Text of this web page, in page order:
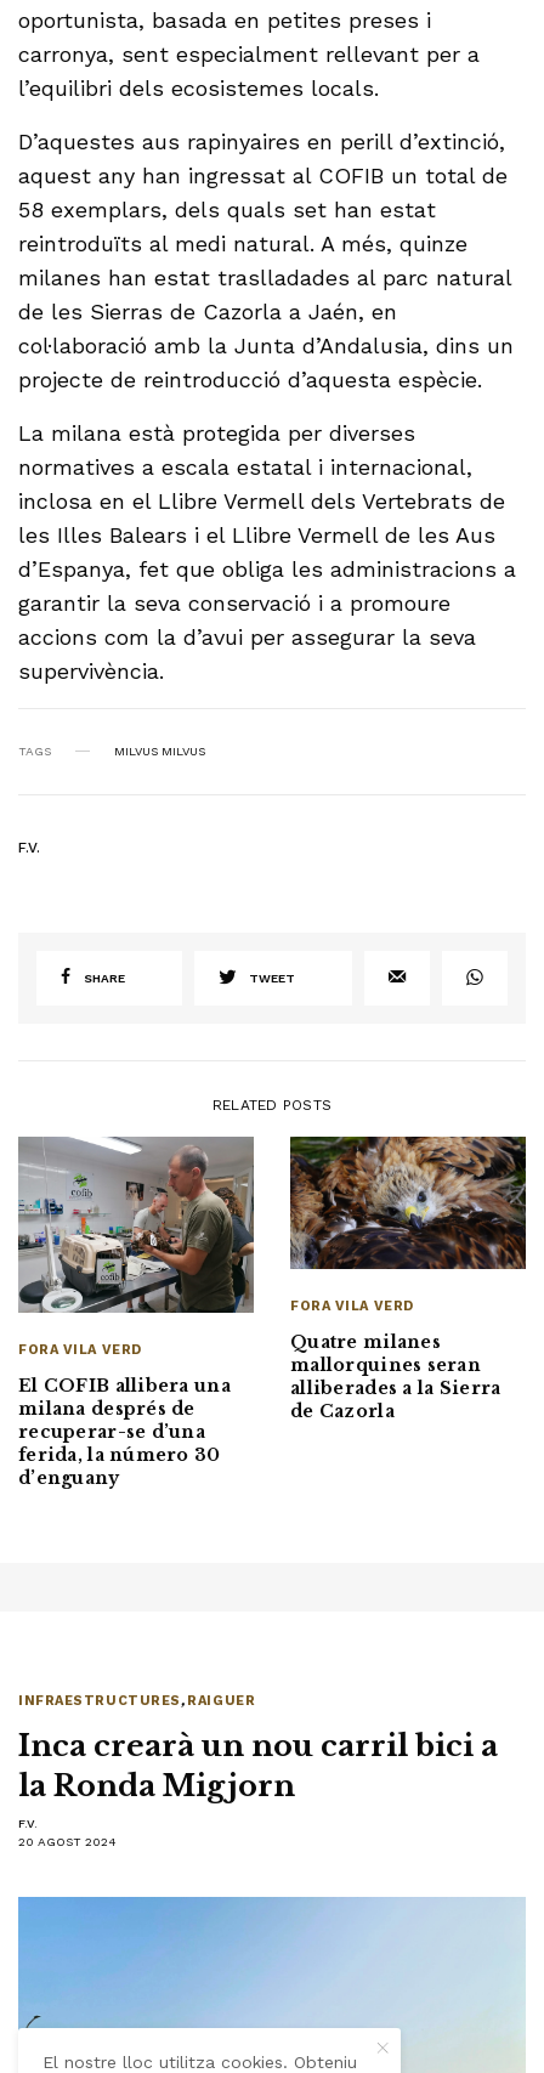
oportunista, basada en petites preses i
carronya, sent especialment rellevant per a
l’equilibri dels ecosistemes locals.
D’aquestes aus rapinyaires en perill d’extinció,
aquest any han ingressat al COFIB un total de
58 exemplars, dels quals set han estat
reintroduïts al medi natural. A més, quinze
milanes han estat traslladades al parc natural
de les Sierras de Cazorla a Jaén, en
col·laboració amb la Junta d’Andalusia, dins un
projecte de reintroducció d’aquesta espècie.
La milana està protegida per diverses
normatives a escala estatal i internacional,
inclosa en el Llibre Vermell dels Vertebrats de
les Illes Balears i el Llibre Vermell de les Aus
d’Espanya, fet que obliga les administracions a
garantir la seva conservació i a promoure
accions com la d’avui per assegurar la seva
supervivència.
TAGS MILVUS MILVUS
F.V.
SHARE TWEET
RELATED POSTS
FORA VILA VERD
El COFIB allibera una
milana després de
recuperar-se d’una
ferida, la número 30
d’enguany
FORA VILA VERD
Quatre milanes
mallorquines seran
alliberades a la Sierra
de Cazorla
INFRAESTRUCTURES, RAIGUER
Inca crearà un nou carril bici a
la Ronda Migjorn
F.V.
20 AGOST 2024
El nostre lloc utilitza cookies. Obteniu